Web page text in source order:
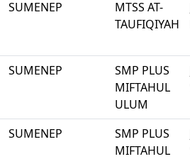
SUMENEP
MTSS AT-
TAUFIQIYAH
SUMENEP
SMP PLUS
MIFTAHUL
ULUM
SUMENEP
SMP PLUS
MIFTAHUL